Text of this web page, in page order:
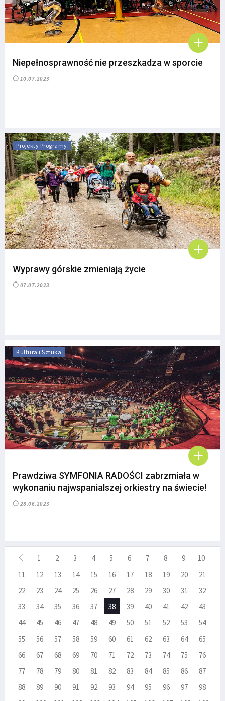
Niepełnosprawność nie przeszkadza w sporcie
10.07.2023
Projekty Programy
Wyprawy górskie zmieniają życie
07.07.2023
Kultura i Sztuka
Prawdziwa SYMFONIA RADOŚCI zabrzmiała w
wykonaniu najwspanialszej orkiestry na świecie!
28.06.2023
1 2 3 4 5 6 7 8 9
10
11
12 13 14 15 16 17 18 19 20
21
22
23 24 25 26 27 28 29 30 31
32
33
34 35 36 37 38 39 40 41 42
43
44
45 46 47 48 49 50 51 52 53
54
55
56 57 58 59 60 61 62 63 64
65
66
67 68 69 70 71 72 73 74 75
76
77
78 79 80 81 82 83 84 85 86
87
88
89 90 91 92 93 94 95 96 97
98